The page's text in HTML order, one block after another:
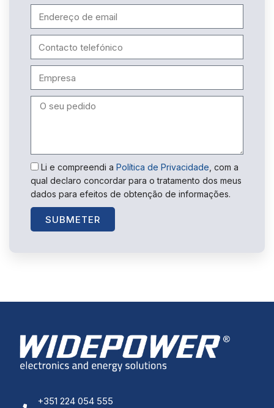
Li e compreendi a Política de Privacidade , com a
qual declaro concordar para o tratamento dos meus
dados para efeitos de obtenção de informações.
SUBMETER
+351 224 054 555